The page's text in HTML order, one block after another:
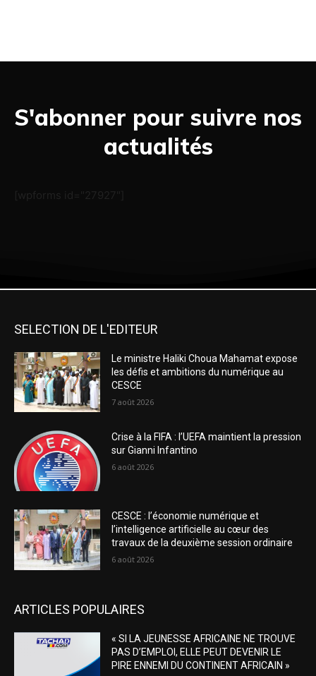
S'abonner pour suivre nos
actualités
[wpforms id="27927"]
SELECTION DE L'EDITEUR
Le ministre Haliki Choua Mahamat expose
les défis et ambitions du numérique au
CESCE
7 août 2026
Crise à la FIFA : l’UEFA maintient la pression
sur Gianni Infantino
6 août 2026
CESCE : l’économie numérique et
l’intelligence artificielle au cœur des
travaux de la deuxième session ordinaire
6 août 2026
ARTICLES POPULAIRES
« SI LA JEUNESSE AFRICAINE NE TROUVE
PAS D’EMPLOI, ELLE PEUT DEVENIR LE
PIRE ENNEMI DU CONTINENT AFRICAIN »